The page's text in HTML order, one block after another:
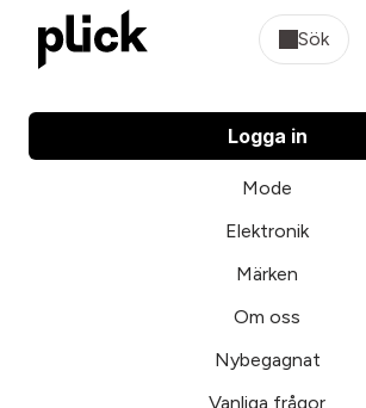
Sök
Logga in
Mode
Elektronik
Märken
Om oss
Nybegagnat
Vanliga frågor